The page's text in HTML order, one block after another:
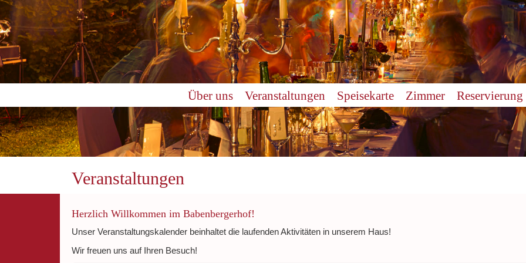
Über uns Veranstaltungen Speisekarte Zimmer Reservierung
Veranstaltungen
Herzlich Willkommen im Babenbergerhof!
Unser Veranstaltungskalender beinhaltet die laufenden Aktivitäten in unserem Haus!
Wir freuen uns auf Ihren Besuch!
0:00
2:00
5:00